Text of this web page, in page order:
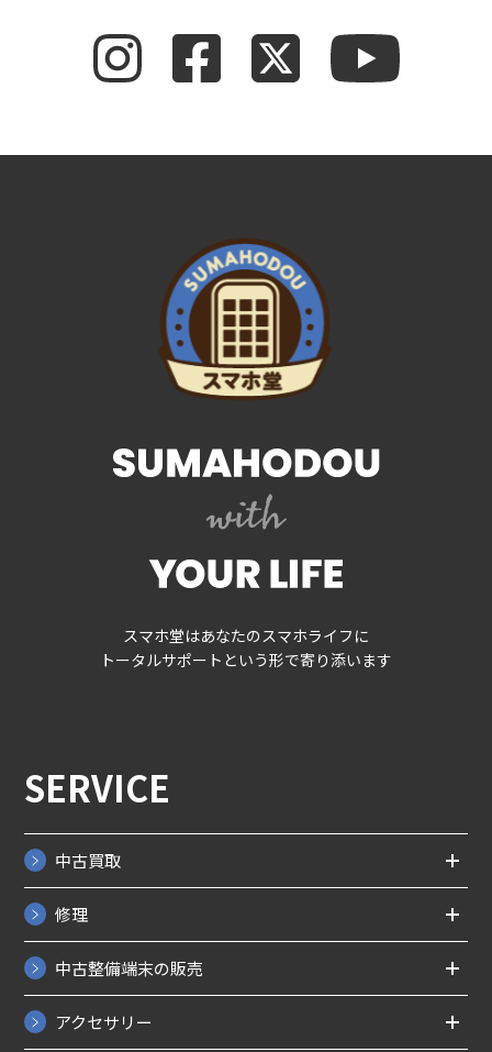
スマホ堂はあなたのスマホライフに
トータルサポートという形で寄り添います
SERVICE
中古買取
修理
中古整備端末の販売
アクセサリー